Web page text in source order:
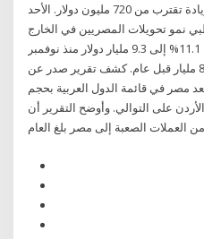
يونيو بمعدل نمو 37.7%، وزيادة تقترب من 720 مليون دولار. الأحد
أبوظبي نمو تحويلات المصريين في الخارج
زادت تحويلات المصريين في الخارج 11.1% إلى 9.3 مليار دولار منذ نوفمبر
وحتى نهاية إبريل وذلك مقابل 8.3 مليار قبل عام. كشف تقرير صدر عن
مصر في قائمة الدول العربية بحجم
على التوالي. وأوضح التقرير أن
العملات الصعبة إلى مصر بلغ العام